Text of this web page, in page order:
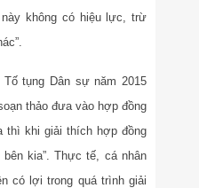
không có hiệu lực, trừ
tụng Dân sự năm 2015
thảo đưa vào hợp đồng
thì khi giải thích hợp đồng
kia”. Thực tế, cá nhân
có lợi trong quá trình giải